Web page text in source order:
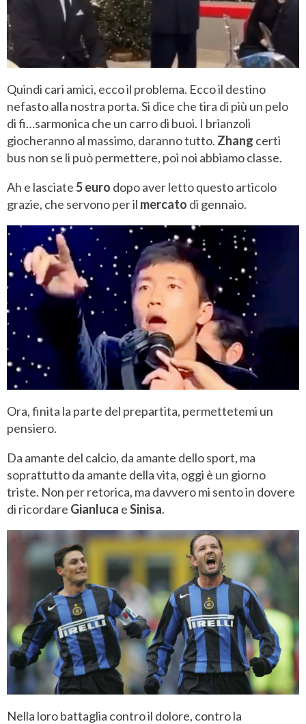
Quindi cari amici, ecco il problema. Ecco il destino
nefasto alla nostra porta. Si dice che tira di più un pelo
di fi…sarmonica che un carro di buoi. I brianzoli
giocheranno al massimo, daranno tutto. Zhang certi
bus non se li può permettere, poi noi abbiamo classe.
Ah e lasciate5 euro dopo aver letto questo articolo
grazie, che servono per il mercato di gennaio.
Ora, finita la parte del prepartita, permettetemi un
pensiero.
Da amante del calcio, da amante dello sport, ma
soprattutto da amante della vita, oggi è un giorno
triste. Non per retorica, ma davvero mi sento in dovere
di ricordare Gianluca eSinisa.
Nella loro battaglia contro il dolore, contro la